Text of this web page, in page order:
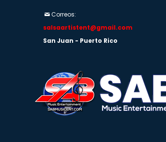
Correos:
salsaartistent@gmail.com
San Juan - Puerto Rico